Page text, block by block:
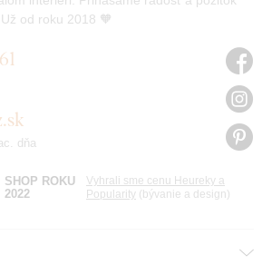
od roku 2018 🧡
dňa
SHOP ROKU
2022
Vyhrali sme cenu Heureky a
Popularity (bývanie a design)